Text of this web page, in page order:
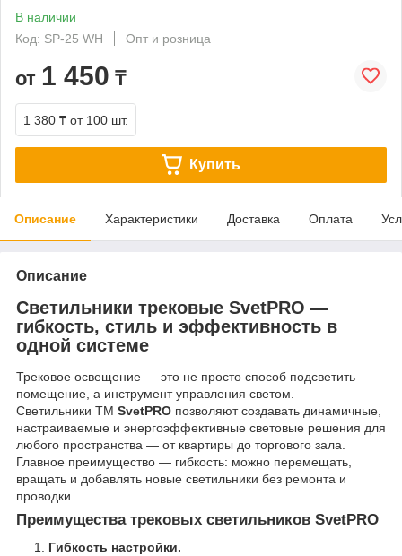
В наличии
Код: SP-25 WH
Опт и розница
от 1 450 ₸
1 380 ₸ от 100 шт.
Купить
Описание Характеристики Доставка Оплата
Описание
Светильники трековые SvetPRO —
гибкость, стиль и эффективность в
одной системе
Трековое освещение — это не просто способ подсветить
помещение, а инструмент управления светом.
Светильники ТМ SvetPRO позволяют создавать динамичные,
настраиваемые и энергоэффективные световые решения для
любого пространства — от квартиры до торгового зала.
Главное преимущество — гибкость: можно перемещать,
вращать и добавлять новые светильники без ремонта и
проводки.
Преимущества трековых светильников SvetPRO
Гибкость настройки.